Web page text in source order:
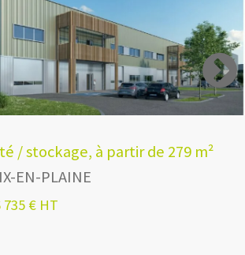
/ stockage, à partir de 279 m²
EN-PLAINE
€ HT